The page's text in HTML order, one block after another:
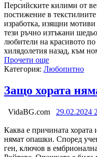
Персийските килими от
постижение в
изработка, изящни
тези ръчно изтъкани
любители на красивото по
хилядолетия назад, към
Прочети още
Категория: Любопитно
Защо хората
VidaBG.com 29.02.2024
Каква е причината
нямат опашки. Според
ген, ключов в